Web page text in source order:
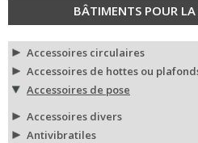
BÂTIMENTS POUR
Accessoires circulaires
Accessoires de hottes ou
Accessoires de pose
Accessoires divers
Antivibratiles